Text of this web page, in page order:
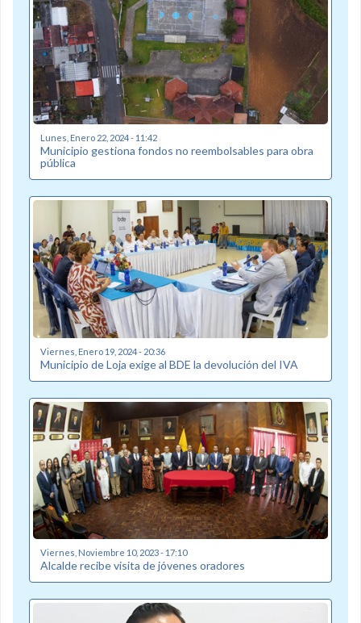
Lunes, Enero 22, 2024 - 11:42
Municipio gestiona fondos no reembolsables para obra
pública
Viernes, Enero 19, 2024 - 20:36
Municipio de Loja exige al BDE la devolución del IVA
Viernes, Noviembre 10, 2023 - 17:10
Alcalde recibe visita de jóvenes oradores